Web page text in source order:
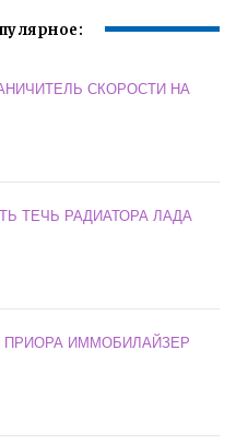
СКОРОСТИ НА
ТЕЧЬ РАДИАТОРА ЛАДА
ПРИОРА ИММОБИЛАЙЗЕР